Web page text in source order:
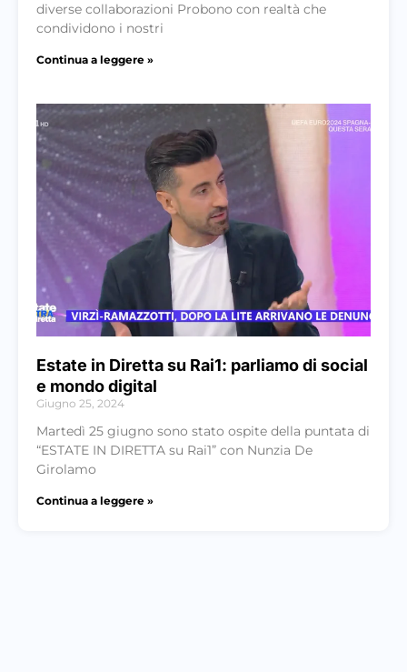
diverse collaborazioni Probono con realtà che
condividono i nostri
Continua a leggere »
Estate in Diretta su Rai1: parliamo di social
e mondo digital
Giugno 25, 2024
Martedì 25 giugno sono stato ospite della puntata di
“ESTATE IN DIRETTA su Rai1” con Nunzia De
Girolamo
Continua a leggere »